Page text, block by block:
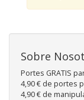
Sobre
Portes GRATIS
4,90 € de portes
4,90 € de